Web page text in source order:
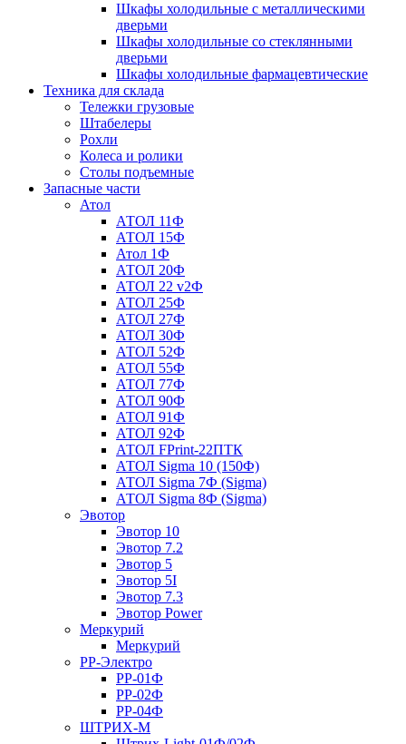
Шкафы холодильные с металлическими
дверьми
Шкафы холодильные со стеклянными
дверьми
Шкафы холодильные фармацевтические
Техника для склада
Тележки грузовые
Штабелеры
Рохли
Колеса и ролики
Столы подъемные
Запасные части
Атол
АТОЛ 11Ф
АТОЛ 15Ф
Атол 1Ф
АТОЛ 20Ф
АТОЛ 22 v2Ф
АТОЛ 25Ф
АТОЛ 27Ф
АТОЛ 30Ф
АТОЛ 52Ф
АТОЛ 55Ф
АТОЛ 77Ф
АТОЛ 90Ф
АТОЛ 91Ф
АТОЛ 92Ф
АТОЛ FPrint-22ПТК
АТОЛ Sigma 10 (150Ф)
АТОЛ Sigma 7Ф (Sigma)
АТОЛ Sigma 8Ф (Sigma)
Эвотор
Эвотор 10
Эвотор 7.2
Эвотор 5
Эвотор 5I
Эвотор 7.3
Эвотор Power
Меркурий
Меркурий
РР-Электро
РР-01Ф
РР-02Ф
РР-04Ф
ШТРИХ-М